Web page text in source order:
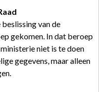
van de
gekomen. In dat beroep
niet is te doen
gegevens, maar alleen